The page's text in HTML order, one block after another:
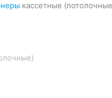
кассетные